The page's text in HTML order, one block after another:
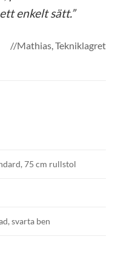
enkelt sätt.”
//Mathias, Tekniklagret
75 cm rullstol
svarta ben